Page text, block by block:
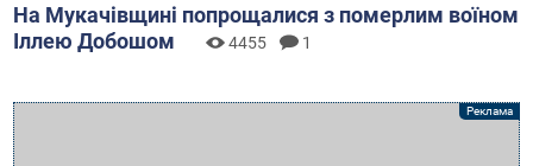
На Мукачівщині попрощалися з померлим воїном
Іллею Добошом
4455 1